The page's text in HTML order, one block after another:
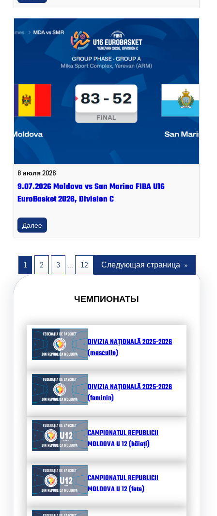
8 июля 2026
9.07.2026 Moldova vs San Marino FIBA U16
EuroBasket 2026, Division C
Далее
1 2 3 … 12 Следующая страница »
ЧЕМПИОНАТЫ
DIVIZIA NAȚIONALĂ 2025-2026
(masculin)
DIVIZIA NAȚIONALĂ 2025-2026
(feminin)
CAMPIONATUL REPUBLICII
MOLDOVA U 12 (băieți)
CAMPIONATUL REPUBLICII
MOLDOVA U 12 (fete)